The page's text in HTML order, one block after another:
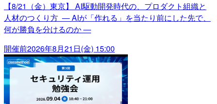
【8/21（金）東京】 AI駆動開発時代の、プロダクト組織と
人材のつくり方 ― AIが「作れる」を当たり前にした先で、
何が勝負を分けるのか ―
開催前2026年8月21日(金) 15:00